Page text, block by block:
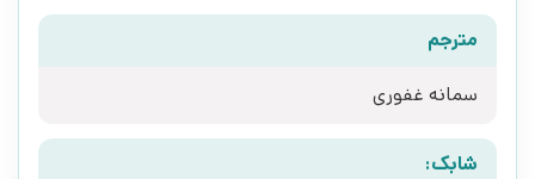
مترجم
سمانه غفوری
شابک: